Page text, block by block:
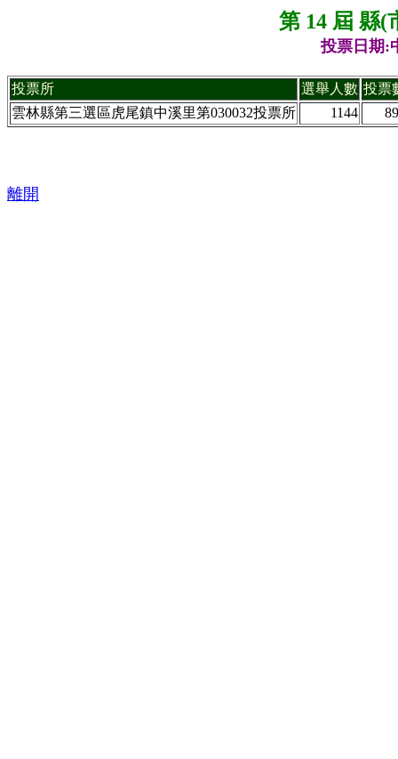
第 14 屆 縣(
投票日期:
投票所 選舉人數 投票
雲林縣第三選區虎尾鎮中溪里第030032投票所
1144
離開